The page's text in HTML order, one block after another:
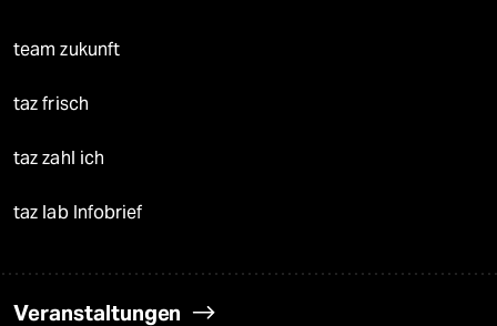
team zukunft
taz frisch
taz zahl ich
taz lab Infobrief
Veranstaltungen